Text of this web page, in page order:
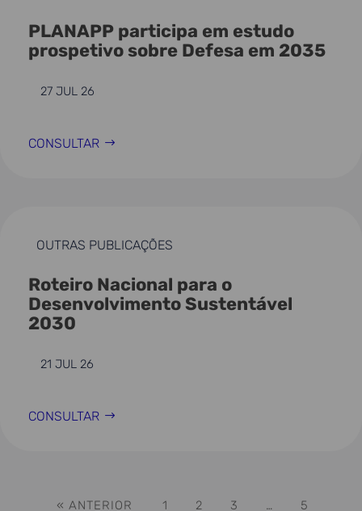
PLANAPP participa em estudo
prospetivo sobre Defesa em 2035
27 JUL 26
CONSULTAR
OUTRAS PUBLICAÇÕES
Roteiro Nacional para o
Desenvolvimento Sustentável
2030
21 JUL 26
CONSULTAR
« ANTERIOR 1 2 3 … 5